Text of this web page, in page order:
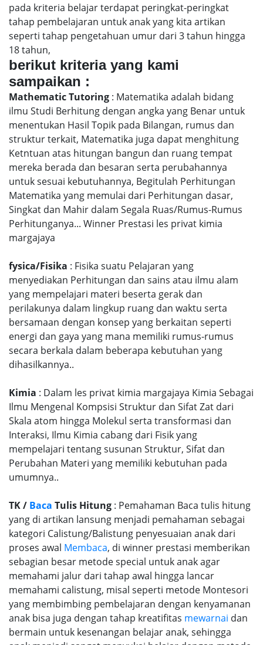
pada kriteria belajar terdapat peringkat-peringkat
tahap pembelajaran untuk anak yang kita artikan
seperti tahap pengetahuan umur dari 3 tahun hingga
18 tahun,
berikut kriteria yang kami
sampaikan :
Mathematic Tutoring : Matematika adalah bidang
ilmu Studi Berhitung dengan angka yang Benar untuk
menentukan Hasil Topik pada Bilangan, rumus dan
struktur terkait, Matematika juga dapat menghitung
Ketntuan atas hitungan bangun dan ruang tempat
mereka berada dan besaran serta perubahannya
untuk sesuai kebutuhannya, Begitulah Perhitungan
Matematika yang memulai dari Perhitungan dasar,
Singkat dan Mahir dalam Segala Ruas/Rumus-Rumus
Perhitunganya... Winner Prestasi les privat kimia
margajaya
fysica/Fisika : Fisika suatu Pelajaran yang
menyediakan Perhitungan dan sains atau ilmu alam
yang mempelajari materi beserta gerak dan
perilakunya dalam lingkup ruang dan waktu serta
bersamaan dengan konsep yang berkaitan seperti
energi dan gaya yang mana memiliki rumus-rumus
secara berkala dalam beberapa kebutuhan yang
dihasilkannya..
Kimia : Dalam les privat kimia margajaya Kimia Sebagai
Ilmu Mengenal Kompsisi Struktur dan Sifat Zat dari
Skala atom hingga Molekul serta transformasi dan
Interaksi, Ilmu Kimia cabang dari Fisik yang
mempelajari tentang susunan Struktur, Sifat dan
Perubahan Materi yang memiliki kebutuhan pada
umumnya..
TK / Baca Tulis Hitung : Pemahaman Baca tulis hitung
yang di artikan lansung menjadi pemahaman sebagai
kategori Calistung/Balistung penyesuaian anak dari
proses awal Membaca, di winner prestasi memberikan
sebagian besar metode special untuk anak agar
memahami jalur dari tahap awal hingga lancar
memahami calistung, misal seperti metode Montesori
yang membimbing pembelajaran dengan kenyamanan
anak bisa juga dengan tahap kreatifitas mewarnai dan
bermain untuk kesenangan belajar anak, sehingga